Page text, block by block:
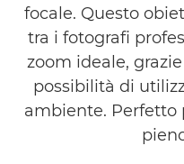
focale. Questo
tra i fotografi
zoom ideale,
possibilità di
ambiente. Perfetto